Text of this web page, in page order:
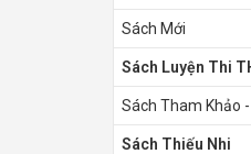
Sách Mới
Sách Luyện Thi
Sách Tham Khảo
Sách Thiếu Nhi